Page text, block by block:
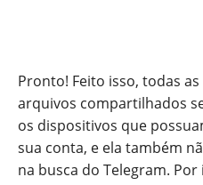
Pronto! Feito isso, todas
arquivos compartilhados
os dispositivos que
sua conta, e ela também
na busca do Telegram.